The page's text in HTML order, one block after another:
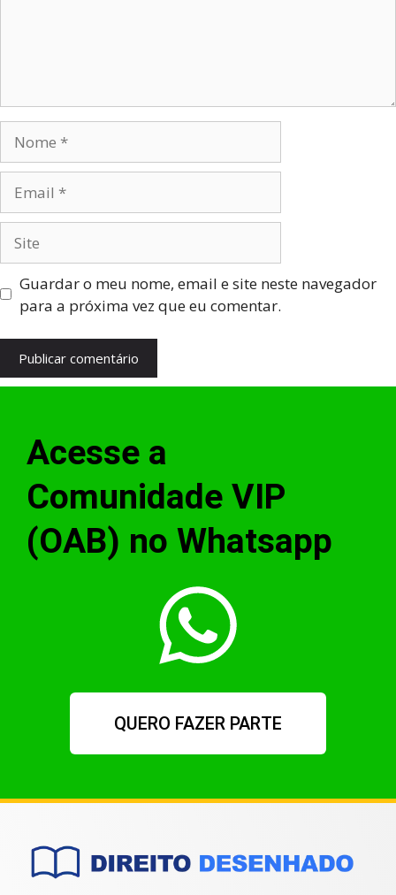
Guardar o meu nome, email e site neste navegador
para a próxima vez que eu comentar.
Acesse a
Comunidade VIP
(OAB) no Whatsapp
QUERO FAZER PARTE